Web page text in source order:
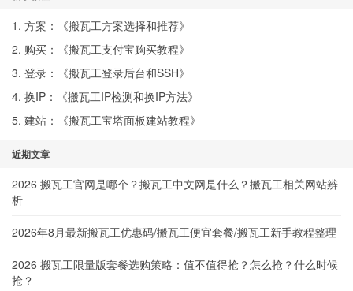
1. 方案：《搬瓦工方案选择和推荐》
2. 购买：《搬瓦工支付宝购买教程》
3. 登录：《搬瓦工登录后台和SSH》
4. 换IP：《搬瓦工IP检测和换IP方法》
5. 建站：《搬瓦工宝塔面板建站教程》
近期文章
2026 搬瓦工官网是哪个？搬瓦工中文网是什么？搬瓦工相关网站辨
析
2026年8月最新搬瓦工优惠码/搬瓦工便宜套餐/搬瓦工新手教程整理
2026 搬瓦工限量版套餐选购策略：值不值得抢？怎么抢？什么时候
抢？